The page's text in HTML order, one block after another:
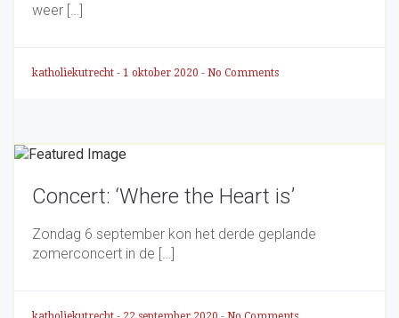
weer […]
katholiekutrecht - 1 oktober 2020 - No Comments
Concert: ‘Where the Heart is’
Zondag 6 september kon het derde geplande
zomerconcert in de […]